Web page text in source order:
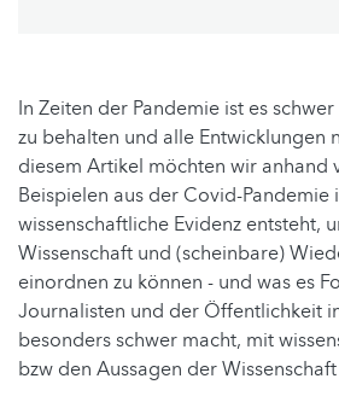
In Zeiten der Pandemie ist es
zu behalten und alle Entwicklungen
diesem Artikel möchten wir anhand
Beispielen aus der Covid-Pandemie
wissenschaftliche Evidenz entsteht,
Wissenschaft und (scheinbare)
einordnen zu können - und was es
Journalisten und der Öffentlichkeit
besonders schwer macht, mit
bzw den Aussagen der